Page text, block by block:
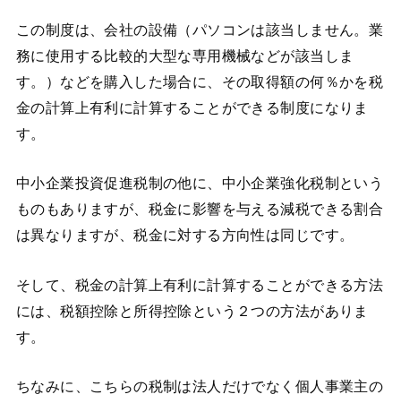
この制度は、会社の設備（パソコンは該当しません。業
務に使用する比較的大型な専用機械などが該当しま
す。）などを購入した場合に、その取得額の何％かを税
金の計算上有利に計算することができる制度になりま
す。
中小企業投資促進税制の他に、中小企業強化税制という
ものもありますが、税金に影響を与える減税できる割合
は異なりますが、税金に対する方向性は同じです。
そして、税金の計算上有利に計算することができる方法
には、税額控除と所得控除という２つの方法がありま
す。
ちなみに、こちらの税制は法人だけでなく個人事業主の